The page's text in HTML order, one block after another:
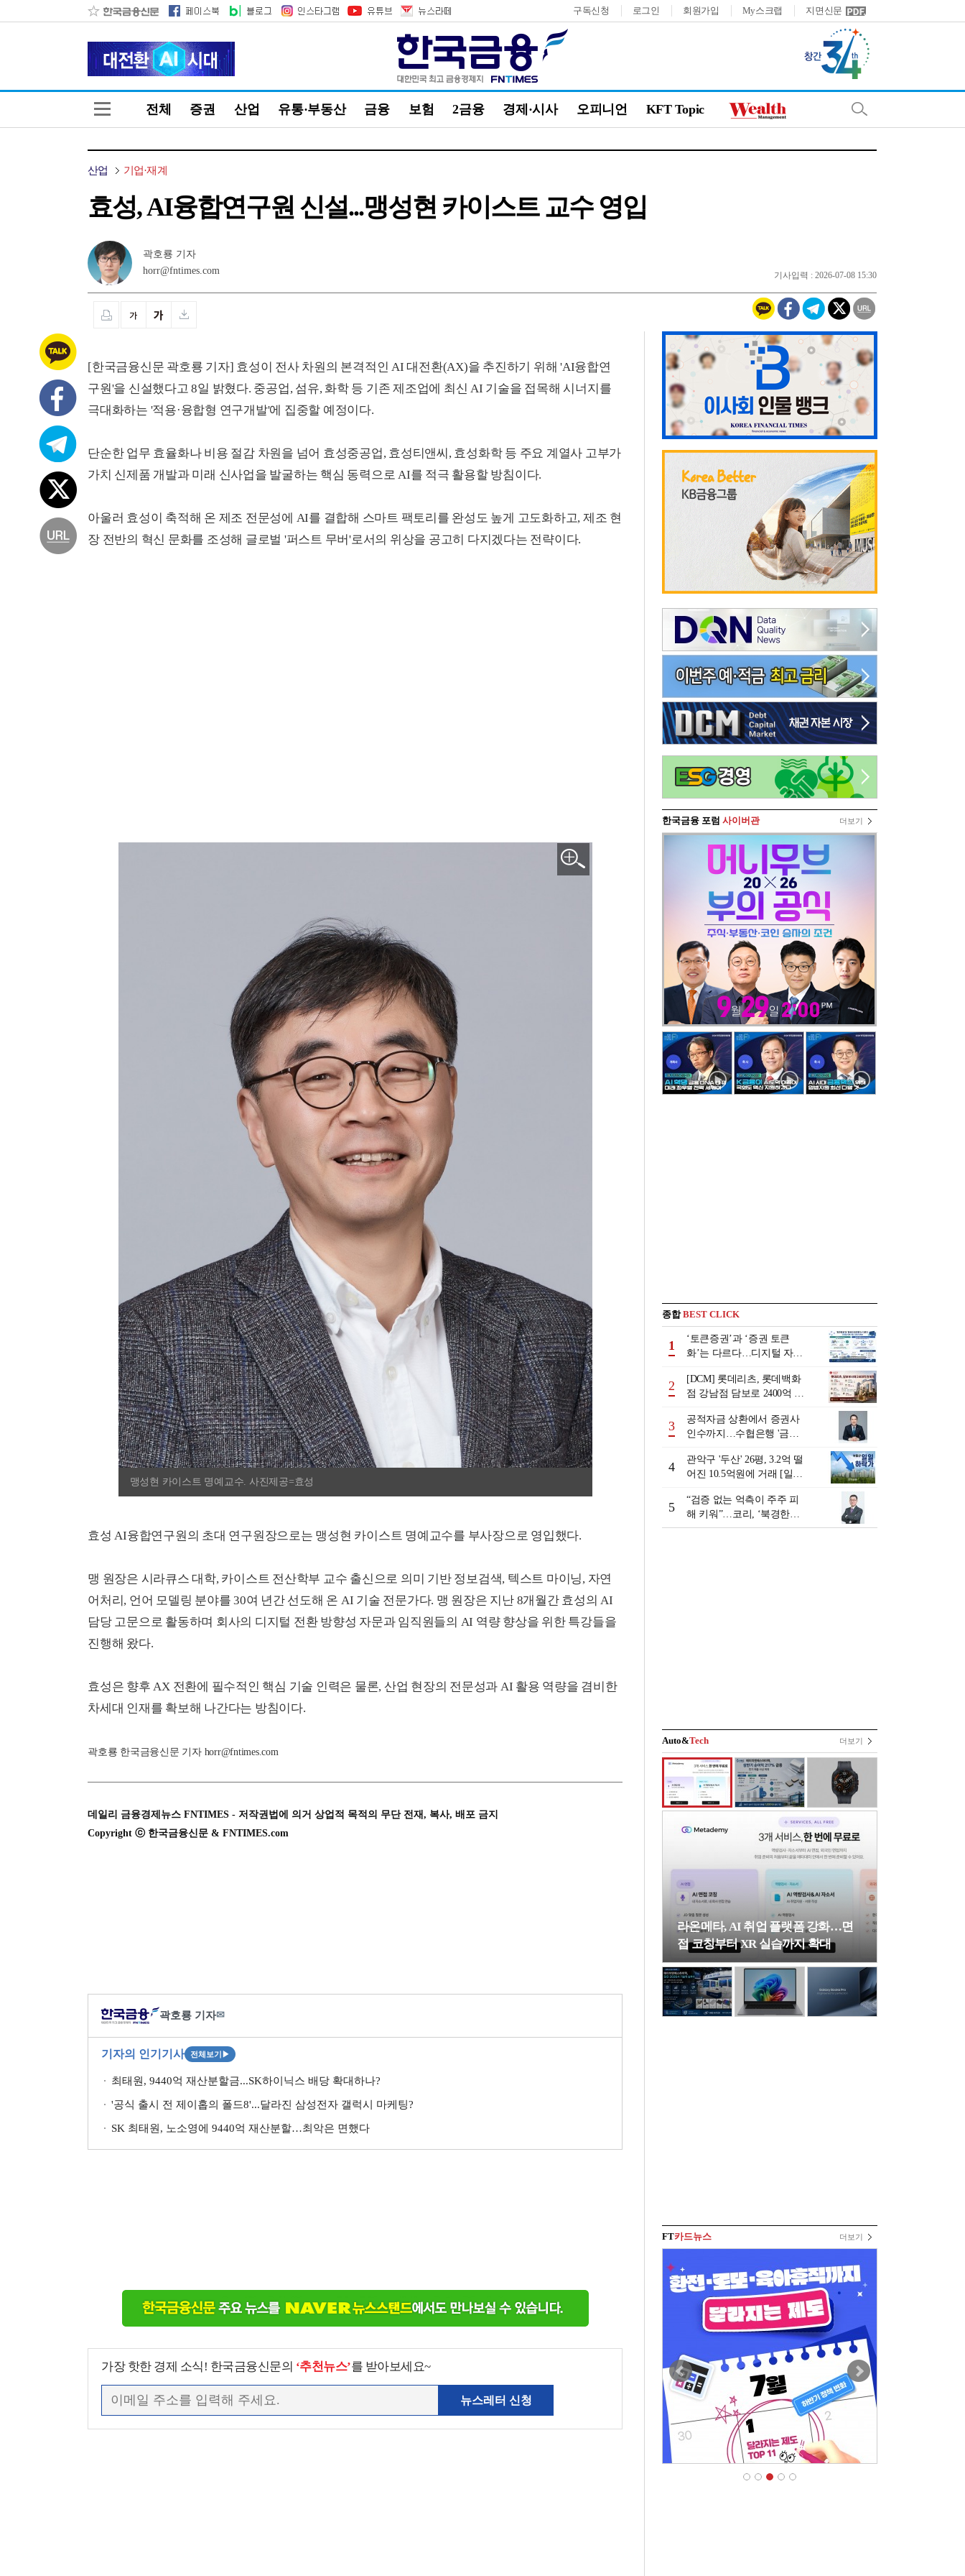
구독신청 로그인 회원가입 My스크랩 지면신문
전체 증권 산업 유통·부동산 금융 보험 2금융 경제·시사 오피니언 KFT Topic
산업 기업·재계
효성, AI융합연구원 신설...맹성현 카이스트 교수 영입
곽호룡 기자
horr@fntimes.com
기사입력 : 2026-07-08 15:30
[한국금융신문 곽호룡 기자] 효성이 전사 차원의 본격적인 AI 대전환(AX)을 추진하기 위해 'AI융합연
구원'을 신설했다고 8일 밝혔다. 중공업, 섬유, 화학 등 기존 제조업에 최신 AI 기술을 접목해 시너지를
극대화하는 '적용·융합형 연구개발'에 집중할 예정이다.
단순한 업무 효율화나 비용 절감 차원을 넘어 효성중공업, 효성티앤씨, 효성화학 등 주요 계열사 고부가
가치 신제품 개발과 미래 신사업을 발굴하는 핵심 동력으로 AI를 적극 활용할 방침이다.
아울러 효성이 축적해 온 제조 전문성에 AI를 결합해 스마트 팩토리를 완성도 높게 고도화하고, 제조 현
장 전반의 혁신 문화를 조성해 글로벌 '퍼스트 무버'로서의 위상을 공고히 다지겠다는 전략이다.
맹성현 카이스트 명예교수. 사진제공=효성
효성 AI융합연구원의 초대 연구원장으로는 맹성현 카이스트 명예교수를 부사장으로 영입했다.
맹 원장은 시라큐스 대학, 카이스트 전산학부 교수 출신으로 의미 기반 정보검색, 텍스트 마이닝, 자연
어처리, 언어 모델링 분야를 30여 년간 선도해 온 AI 기술 전문가다. 맹 원장은 지난 8개월간 효성의 AI
담당 고문으로 활동하며 회사의 디지털 전환 방향성 자문과 임직원들의 AI 역량 향상을 위한 특강들을
진행해 왔다.
효성은 향후 AX 전환에 필수적인 핵심 기술 인력은 물론, 산업 현장의 전문성과 AI 활용 역량을 겸비한
차세대 인재를 확보해 나간다는 방침이다.
곽호룡 한국금융신문 기자 horr@fntimes.com
데일리 금융경제뉴스 FNTIMES - 저작권법에 의거 상업적 목적의 무단 전재, 복사, 배포 금지
Copyright ⓒ 한국금융신문 & FNTIMES.com
곽호룡 기자✉
기자의 인기기사 전체보기 ▶
최태원, 9440억 재산분할금...SK하이닉스 배당 확대하나?
'공식 출시 전 제이홉의 폴드8'...달라진 삼성전자 갤럭시 마케팅?
SK 최태원, 노소영에 9440억 재산분할…최악은 면했다
가장 핫한 경제 소식! 한국금융신문의 ‘추천뉴스’를 받아보세요~
뉴스레터 신청
한국금융 포럼 사이버관 더보기
종합BEST CLICK
1
‘토큰증권’과 ‘증권 토큰
화’는 다르다…디지털 자본
2
[DCM] 롯데리츠, 롯데백화
점 강남점 담보로 2400억 조
3
공적자금 상환에서 증권사
인수까지…수협은행 '금융
행 금융그룹의 꿈①]
4
관악구 '두산' 26평, 3.2억 떨
어진 10.5억원에 거래 [일일
5
“검증 없는 억측이 주주 피
해 키워”…코리, ‘북경한미
미수채권 논란’ 정면 반박
Auto&Tech 더보기
라온메타, AI 취업 플랫폼 강화…면
접 코칭부터 XR 실습까지 확대
FT카드뉴스 더보기